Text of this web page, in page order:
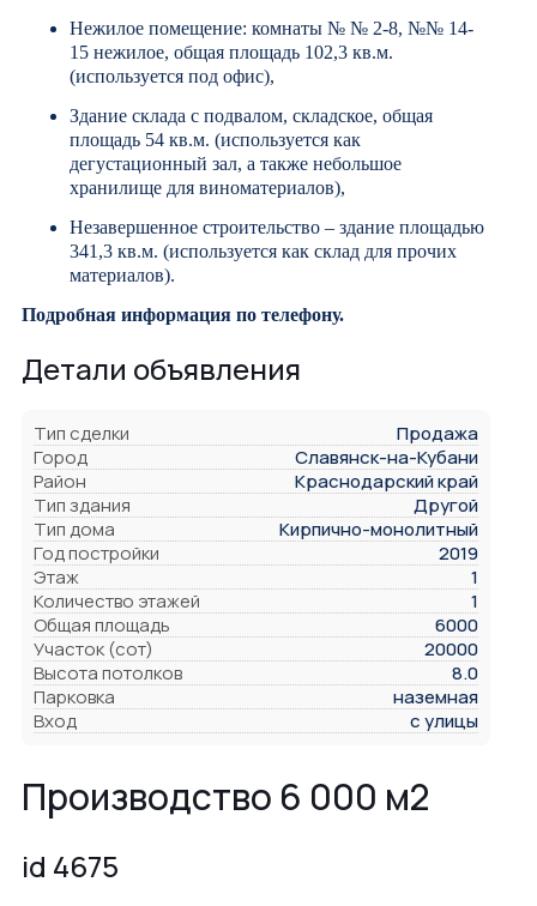
Нежилое помещение: комнаты № № 2-8, №№ 14-
15 нежилое, общая площадь 102,3 кв.м.
(используется под офис),
Здание склада с подвалом, складское, общая
площадь 54 кв.м. (используется как
дегустационный зал, а также небольшое
хранилище для виноматериалов),
Незавершенное строительство – здание площадью
341,3 кв.м. (используется как склад для прочих
материалов).
Подробная информация по телефону.
Детали объявления
Тип сделки
Продажа
Город
Славянск-на-Кубани
Район
Краснодарский край
Тип здания
Другой
Тип дома
Кирпично-монолитный
Год постройки
2019
Этаж
1
Количество этажей
1
Общая площадь
6000
Участок (сот)
20000
Высота потолков
8.0
Парковка
наземная
Вход
с улицы
Производство 6 000 м2
id 4675